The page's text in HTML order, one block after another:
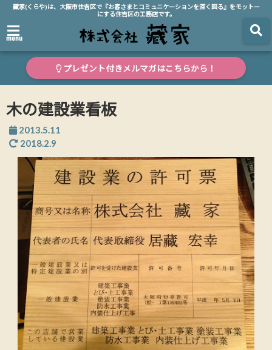
藏家(くらや)は、大阪市住吉区で『お客さまとコミュニケーションを深く図る』をモットー
にする住吉区の工務店です。
menu
プレゼント付きメルマガはこちらから！
木の建設業看板
2013.5.11
2018.2.9